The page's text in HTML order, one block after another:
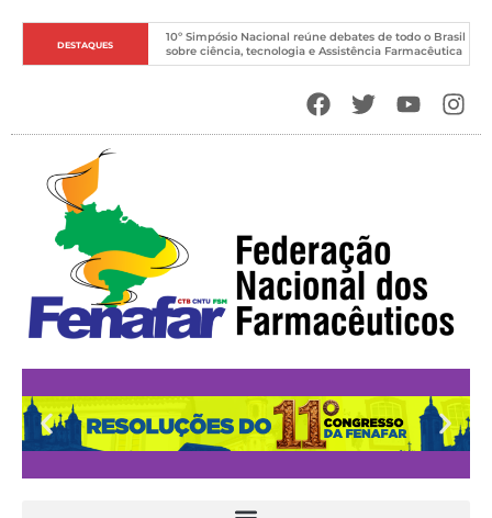
DESTAQUES
10º Simpósio Nacional reúne debates de todo o Brasil
sobre ciência, tecnologia e Assistência Farmacêutica